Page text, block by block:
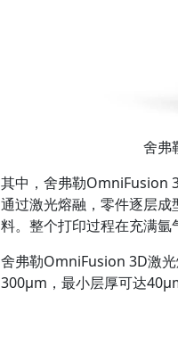
舍弗
其中，舍弗勒OmniFusion
通过激光熔融，零件逐层
料。整个打印过程在充满氩
舍弗勒OmniFusion 3D激
300μm，最小层厚可达